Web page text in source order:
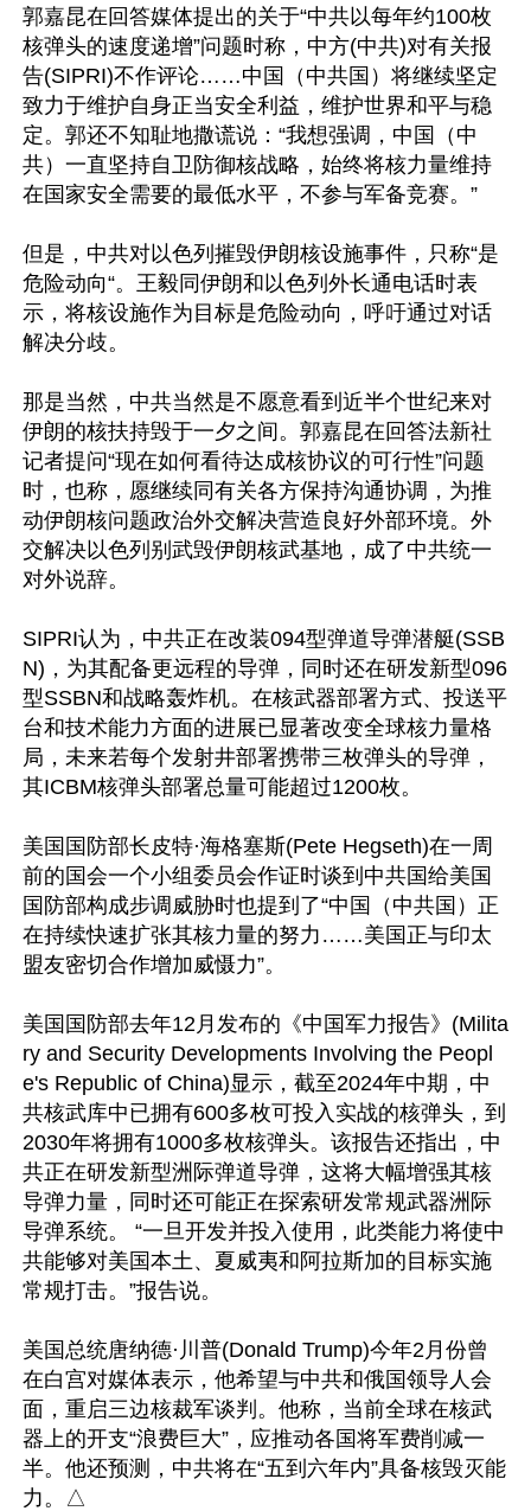
郭嘉昆在回答媒体提出的关于“中共以每年约100枚
核弹头的速度递增”问题时称，中方(中共)对有关报
告(SIPRI)不作评论……中国（中共国）将继续坚定
致力于维护自身正当安全利益，维护世界和平与稳
定。郭还不知耻地撒谎说：“我想强调，中国（中
共）一直坚持自卫防御核战略，始终将核力量维持
在国家安全需要的最低水平，不参与军备竞赛。”
但是，中共对以色列摧毁伊朗核设施事件，只称“是
危险动向“。王毅同伊朗和以色列外长通电话时表
示，将核设施作为目标是危险动向，呼吁通过对话
解决分歧。
那是当然，中共当然是不愿意看到近半个世纪来对
伊朗的核扶持毁于一夕之间。郭嘉昆在回答法新社
记者提问“现在如何看待达成核协议的可行性”问题
时，也称，愿继续同有关各方保持沟通协调，为推
动伊朗核问题政治外交解决营造良好外部环境。外
交解决以色列别武毁伊朗核武基地，成了中共统一
对外说辞。
SIPRI认为，中共正在改装094型弹道导弹潜艇(SSB
N)，为其配备更远程的导弹，同时还在研发新型096
型SSBN和战略轰炸机。在核武器部署方式、投送平
台和技术能力方面的进展已显著改变全球核力量格
局，未来若每个发射井部署携带三枚弹头的导弹，
其ICBM核弹头部署总量可能超过1200枚。
美国国防部长皮特·海格塞斯(Pete Hegseth)在一周
前的国会一个小组委员会作证时谈到中共国给美国
国防部构成步调威胁时也提到了“中国（中共国）正
在持续快速扩张其核力量的努力……美国正与印太
盟友密切合作增加威慑力”。
美国国防部去年12月发布的《中国军力报告》(Milita
ry and Security Developments Involving the Peopl
e's Republic of China)显示，截至2024年中期，中
共核武库中已拥有600多枚可投入实战的核弹头，到
2030年将拥有1000多枚核弹头。该报告还指出，中
共正在研发新型洲际弹道导弹，这将大幅增强其核
导弹力量，同时还可能正在探索研发常规武器洲际
导弹系统。 “一旦开发并投入使用，此类能力将使中
共能够对美国本土、夏威夷和阿拉斯加的目标实施
常规打击。”报告说。
美国总统唐纳德·川普(Donald Trump)今年2月份曾
在白宫对媒体表示，他希望与中共和俄国领导人会
面，重启三边核裁军谈判。他称，当前全球在核武
器上的开支“浪费巨大”，应推动各国将军费削减一
半。他还预测，中共将在“五到六年内”具备核毁灭能
力。△